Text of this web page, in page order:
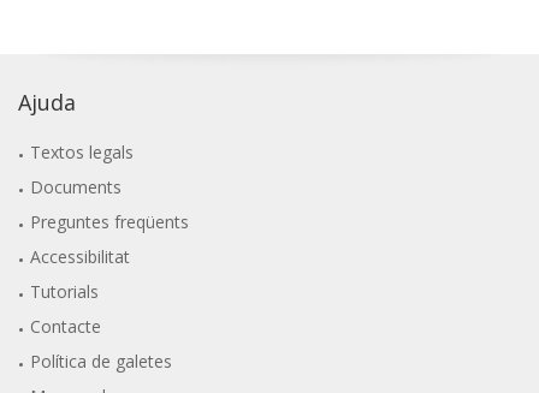
Ajuda
Textos legals
Documents
Preguntes freqüents
Accessibilitat
Tutorials
Contacte
Política de galetes